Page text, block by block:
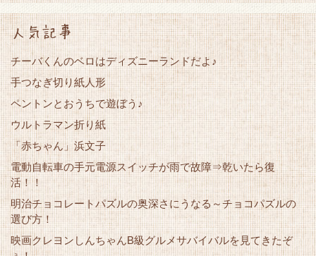
人気記事
チーバくんのベロはディズニーランドだよ♪
手つなぎ切り紙人形
ペントンとおうちで遊ぼう♪
ウルトラマン折り紙
「赤ちゃん」浜文子
電動自転車の手元電源スイッチが雨で故障⇒乾いたら復
活！！
明治チョコレートパズルの奥深さにうなる～チョコパズルの
選び方！
映画クレヨンしんちゃんB級グルメサバイバルを見てきたぞ